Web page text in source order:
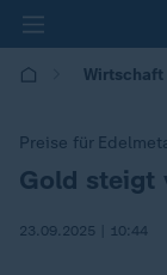
Wirtschaft
Preise für
:
Gold steigt
23.09.2025 | 10:44